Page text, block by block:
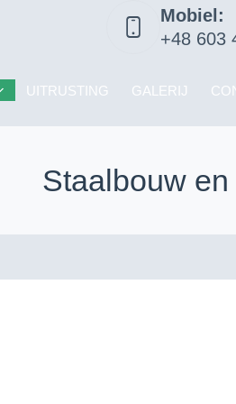
Mobiel:
+48 603
UITRUSTING GALERIJ
Staalbouw